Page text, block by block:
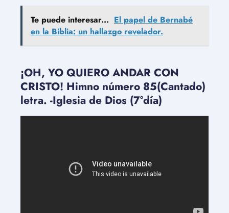
Te puede interesar... El papel de Bernabé
en la Biblia: un hallazgo revelador.
¡OH, YO QUIERO ANDAR CON
CRISTO! Himno número 85(Cantado)
letra. -Iglesia de Dios (7°día)